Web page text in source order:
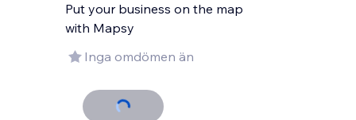
Put your business on the map
with Mapsy
Inga omdömen än